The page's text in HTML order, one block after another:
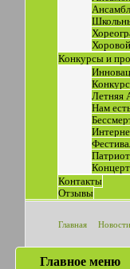
Конкурсы и
Летняя
Нам
Контакты
Отзывы
Главная Новости
Главное меню